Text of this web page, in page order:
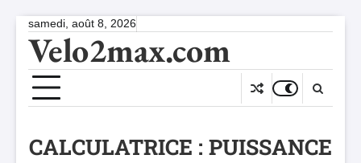
Skip
content
samedi, août 8, 2026
Velo2max.com
CALCULATRICE : PUISSANCE